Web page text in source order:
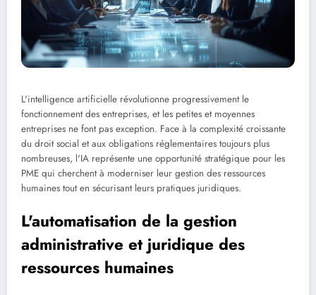
L'intelligence artificielle révolutionne progressivement le
fonctionnement des entreprises, et les petites et moyennes
entreprises ne font pas exception. Face à la complexité croissante
du droit social et aux obligations réglementaires toujours plus
nombreuses, l'IA représente une opportunité stratégique pour les
PME qui cherchent à moderniser leur gestion des ressources
humaines tout en sécurisant leurs pratiques juridiques.
L'automatisation de la gestion
administrative et juridique des
ressources humaines